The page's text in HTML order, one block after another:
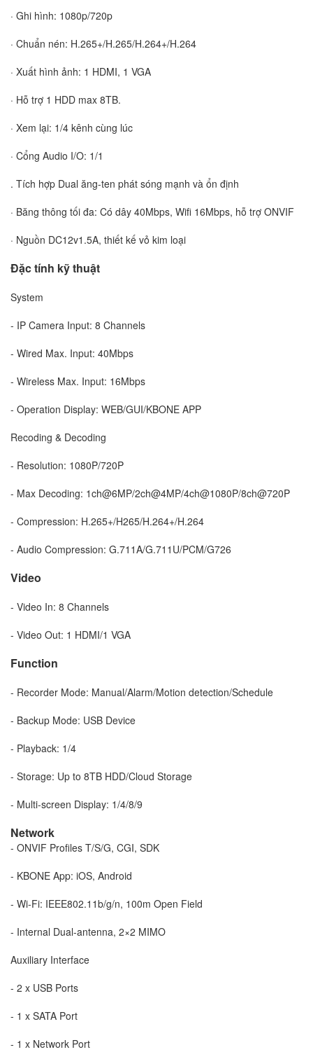
· Ghi hình: 1080p/720p
· Chuẩn nén: H.265+/H.265/H.264+/H.264
· Xuất hình ảnh: 1 HDMI, 1 VGA
· Hỗ trợ 1 HDD max 8TB.
· Xem lại: 1/4 kênh cùng lúc
· Cổng Audio I/O: 1/1
. Tích hợp Dual ăng-ten phát sóng mạnh và ổn định
· Băng thông tối đa: Có dây 40Mbps, Wifi 16Mbps, hỗ trợ ONVIF
· Nguồn DC12v1.5A, thiết kế vỏ kim loại
Đặc tính kỹ thuật
System
- IP Camera Input: 8 Channels
- Wired Max. Input: 40Mbps
- Wireless Max. Input: 16Mbps
- Operation Display: WEB/GUI/KBONE APP
Recoding & Decoding
- Resolution: 1080P/720P
- Max Decoding: 1ch@6MP/2ch@4MP/4ch@1080P/8ch@720P
- Compression: H.265+/H265/H.264+/H.264
- Audio Compression: G.711A/G.711U/PCM/G726
Video
- Video In: 8 Channels
- Video Out: 1 HDMI/1 VGA
Function
- Recorder Mode: Manual/Alarm/Motion detection/Schedule
- Backup Mode: USB Device
- Playback: 1/4
- Storage: Up to 8TB HDD/Cloud Storage
- Multi-screen Display: 1/4/8/9
Network
- ONVIF Profiles T/S/G, CGI, SDK
- KBONE App: iOS, Android
- Wi-Fi: IEEE802.11b/g/n, 100m Open Field
- Internal Dual-antenna, 2×2 MIMO
Auxiliary Interface
- 2 x USB Ports
- 1 x SATA Port
- 1 x Network Port